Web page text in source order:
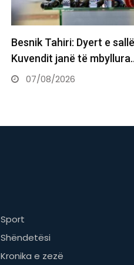
Besnik Tahiri: Dyert e
Kuvendit janë të
07/08/2026
Sport
Shëndetësi
Kronika e zezë